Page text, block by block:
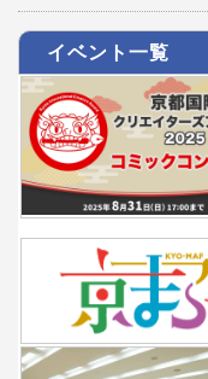
イベント一覧